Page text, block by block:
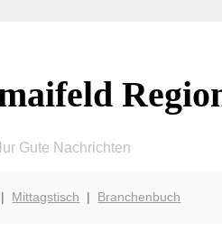
Gute Nachrichten
| Mittagstisch | Branchenbuch